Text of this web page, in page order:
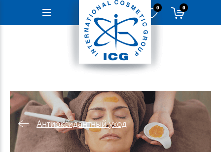
Навигация
0 0
Антиоксидантный уход